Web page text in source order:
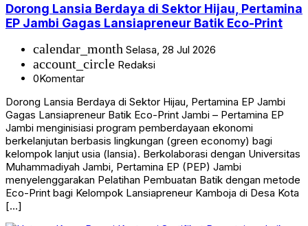
Dorong Lansia Berdaya di Sektor Hijau, Pertamina
EP Jambi Gagas Lansiapreneur Batik Eco-Print
calendar_month Selasa, 28 Jul 2026
account_circle Redaksi
0Komentar
Dorong Lansia Berdaya di Sektor Hijau, Pertamina EP Jambi
Gagas Lansiapreneur Batik Eco-Print Jambi – Pertamina EP
Jambi menginisiasi program pemberdayaan ekonomi
berkelanjutan berbasis lingkungan (green economy) bagi
kelompok lanjut usia (lansia). Berkolaborasi dengan Universitas
Muhammadiyah Jambi, Pertamina EP (PEP) Jambi
menyelenggarakan Pelatihan Pembuatan Batik dengan metode
Eco-Print bagi Kelompok Lansiapreneur Kamboja di Desa Kota
[…]